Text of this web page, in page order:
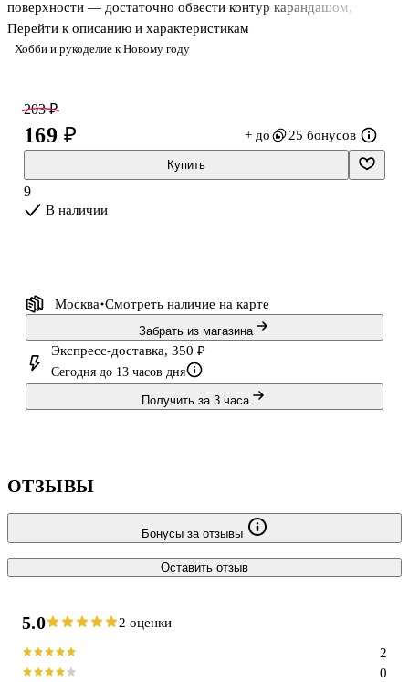
Хобби и рукоделие к Новому году
поверхности — достаточно обвести контур карандашом,
маркером или пройтись краской через прорези. Трафарет Barocci
легко очищается и подходит для повторного использования.
Перейти к описанию и характеристикам
203 ₽
169 ₽ + до 25 бонусов
Купить
9
В наличии
Москва Смотреть наличие на карте
Забрать из магазина
Экспресс-доставка, 350 ₽
Сегодня до 13 часов дня
Получить за 3 часа
ОТЗЫВЫ
Бонусы за отзывы
Оставить отзыв
5.0 2 оценки
0
2